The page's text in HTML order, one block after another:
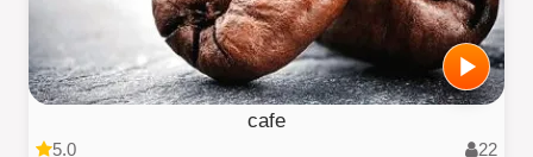
cafe
5.0 22